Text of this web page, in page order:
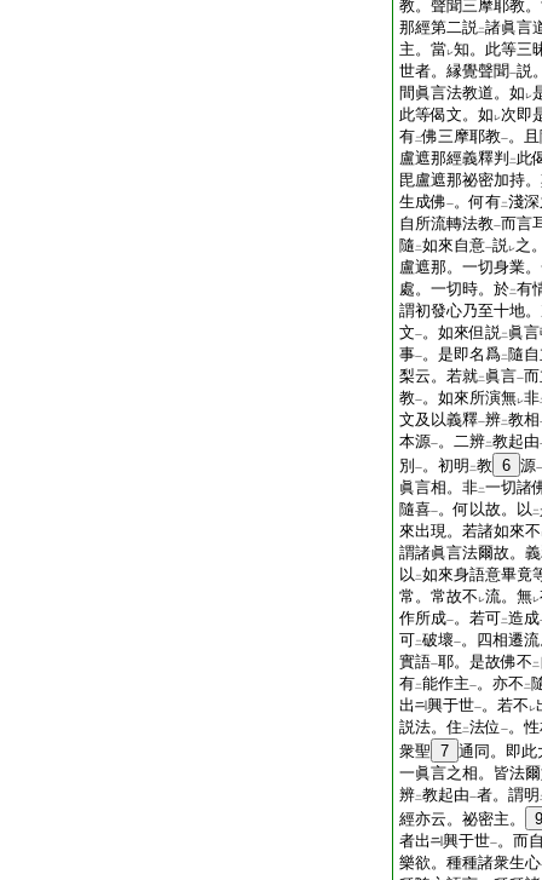
教。聲聞三摩耶教
那經第二説二諸眞言
主。當レ知。此等三
世者。縁覺聲聞一説
間眞言法教道。如 レ
此等偈文。如 レ次即
有二佛三摩耶教一。
盧遮那經義釋判
二 此
毘盧遮那祕密加持
生成佛一。何有二淺
自所流轉法教一而言
隨 二如來自意一説レ之
盧遮那。一切身業
處。一切時。於二有
謂初發心乃至十地
文一。如來但説二 眞
事一。是即名爲二 隨
梨云。若就二 眞言一
教一。如來所演無レ非
文及以義釋一辨二教相
本源一。二辨二教起由
別 一。初明 二教 6 源一
眞言相。非二一切諸
隨喜一。何以故。以 二
來出現。若諸如來不
謂諸眞言法爾故。
以 二如來身語意畢竟
常。常故不 レ流。無レ
作所成一。若可二造成
可二破壞一。四相遷
實語一耶。是故佛不 二
有二能作主一。亦不 二
出
興于世一。若不 レ
説法。住 二法位 一。
衆聖 7 通同。即此
一眞言之相。皆法
辨二教起由一者。謂明
經亦云。祕密主。
9
者出
興于世一。而
樂欲。種種諸衆生心